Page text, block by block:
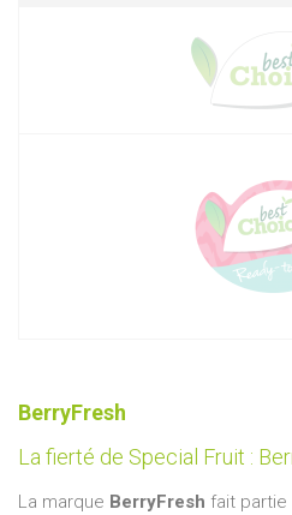
BerryFresh
La fierté de Special Fruit :
La marque BerryFresh fait partie